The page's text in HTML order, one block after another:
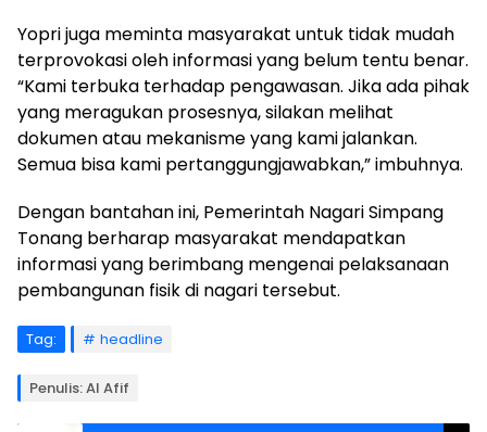
Yopri juga meminta masyarakat untuk tidak mudah
terprovokasi oleh informasi yang belum tentu benar.
“Kami terbuka terhadap pengawasan. Jika ada pihak
yang meragukan prosesnya, silakan melihat
dokumen atau mekanisme yang kami jalankan.
Semua bisa kami pertanggungjawabkan,” imbuhnya.
Dengan bantahan ini, Pemerintah Nagari Simpang
Tonang berharap masyarakat mendapatkan
informasi yang berimbang mengenai pelaksanaan
pembangunan fisik di nagari tersebut.
Tag: headline
Penulis: Al Afif